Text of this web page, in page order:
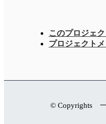
このプロジェ
プロジェクト
© Copyrights